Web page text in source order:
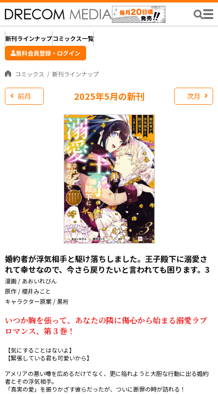
新刊ラインナップコミックス一覧
無料会員登録・ログイン
コミックス 新刊ラインナップ
前月 2025年5月の新刊 次月
婚約者が浮気相手と駆け落ちしました。王子殿下に溺愛さ
れて幸せなので、今さら戻りたいと言われても困ります。3
漫画 / あおいれびん
原作 / 櫻井みこと
キャラクター原案 / 黒裄
いつか胸を張って、あなたの隣に――傷心から始まる溺愛ラブ
ロマンス、第３巻！
【気にすることはないよ】
【緊張している君も可愛いから】
アメリアの悪い噂を広めるだけでなく、更に陥れようと大胆な行動に出る婚約
者とその浮気相手。
「真実の愛」を振りかざす彼らだったが、ついに断罪の時が訪れる――！